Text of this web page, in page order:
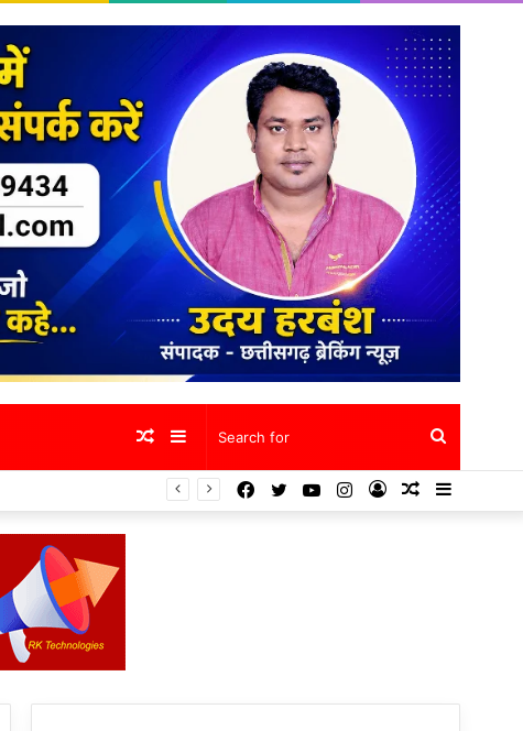
Search
for
Sidebar
Random
Article
Sidebar
Random
Log
Instagram
YouTube
Twitter
Facebook